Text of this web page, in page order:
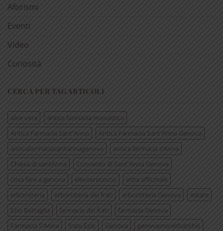
Aforismi
Eventi
Video
Curiosità
CERCA PER TAG ARTICOLI
aloe vera
antica farmacia monastica
Antica Farmacia Sant'Anna
Antica Farmacia Sant'Anna Genova
anticafarmaciasantannagenova
antica farmacia s’Anna
Chiesa di santAnna
Convento di Sant'Anna Genova
cosa fare a genova
eleuterococco
erba officinale
erboristeria
erboristeria dei frati erboristeria Genova
estate
Ezio Battaglia
farmacia dei frati
farmacia Genova
Farmacia S’Anna
frate Ezio Genova
genovamorethanthis